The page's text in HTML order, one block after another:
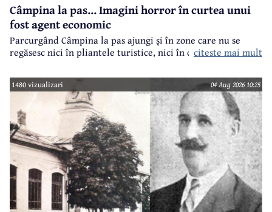
Câmpina la pas... Imagini horror în curtea unui
fost agent economic
Parcurgând Câmpina la pas ajungi și în zone care nu se
regăsesc nici în pliantele turistice, nici în cele.. electorale.
citeste mai mult
1480 vizualizari 04 Aug 2026 10:25